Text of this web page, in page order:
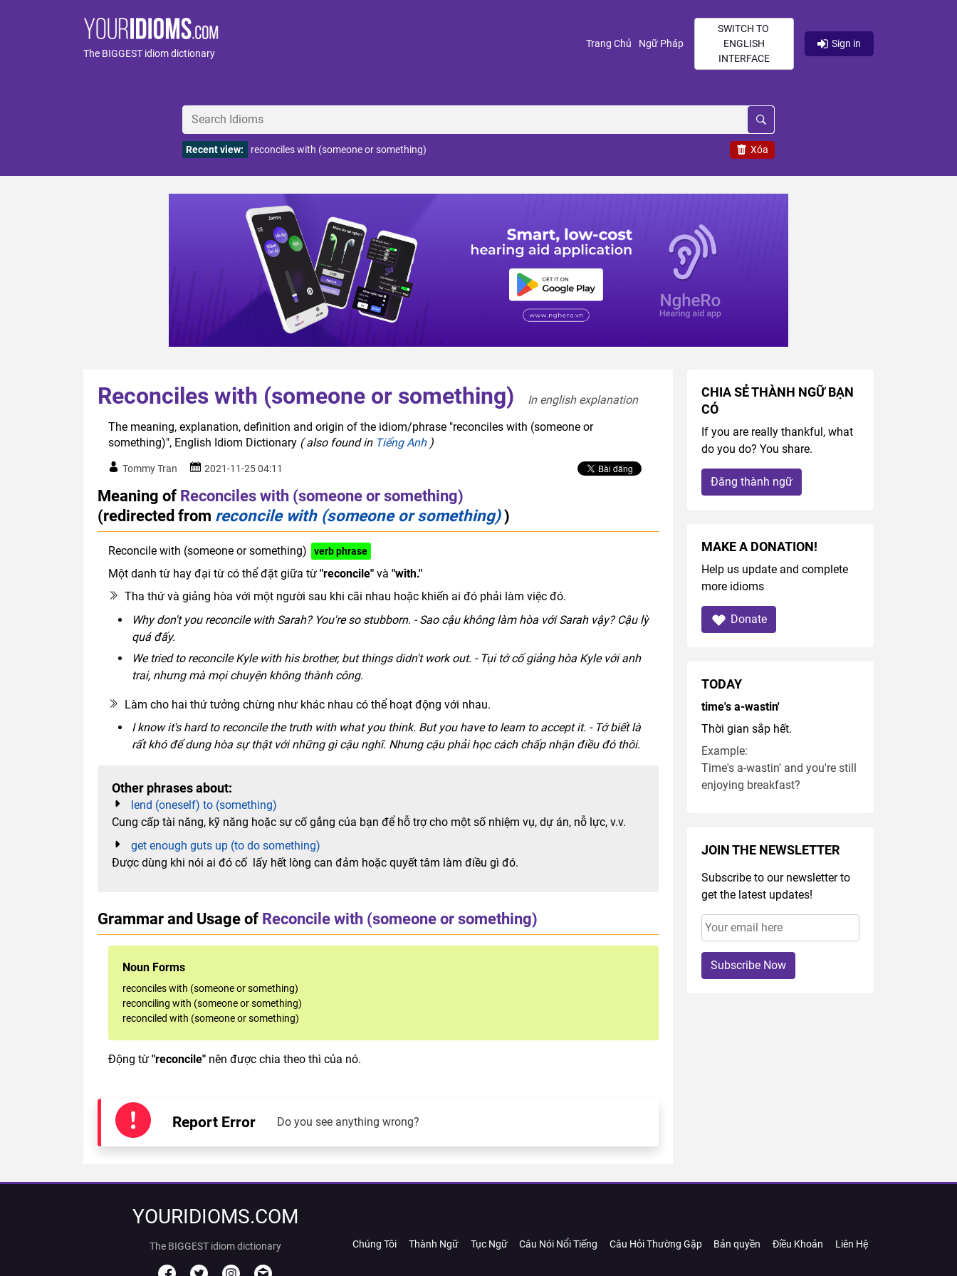
The BIGGEST idiom dictionary
Trang Chủ (current)
Ngữ Pháp(current)
SWITCH TO
ENGLISH
INTERFACE
Sign in
Xóa
Recent view: reconciles with (someone or something)
Reconciles with (someone or something)
In english explanation
The meaning, explanation, definition and origin of the idiom/phrase "reconciles with (someone or
something)", English Idiom Dictionary ( also found in Tiếng Anh)
Tommy Tran 2021-11-25 04:11
Meaning of Reconciles with (someone or something)
(redirected from reconcile with (someone or something))
Reconcile with (someone or something) verb phrase
Một danh từ hay đại từ có thể đặt giữa từ "reconcile" và "with."
Tha thứ và giảng hòa với một người sau khi cãi nhau hoặc khiến ai đó phải làm việc đó.
Why don't you reconcile with Sarah? You're so stubborn. - Sao cậu không làm hòa với Sarah vậy? Cậu lỳ
quá đấy.
We tried to reconcile Kyle with his brother, but things didn't work out. - Tụi tớ cố giảng hòa Kyle với anh
trai, nhưng mà mọi chuyện không thành công.
Làm cho hai thứ tưởng chừng như khác nhau có thể hoạt động với nhau.
I know it's hard to reconcile the truth with what you think. But you have to learn to accept it. - Tớ biết là
rất khó để dung hòa sự thật với những gì cậu nghĩ. Nhưng cậu phải học cách chấp nhận điều đó thôi.
Other phrases about:
lend (oneself) to (something)
Cung cấp tài năng, kỹ năng hoặc sự cố gắng của bạn để hỗ trợ cho một số nhiệm vụ, dự án, nỗ lực, v.v.
get enough guts up (to do something)
Được dùng khi nói ai đó cố lấy hết lòng can đảm hoặc quyết tâm làm điều gì đó.
Grammar and Usage of Reconcile with (someone or something)
Noun Forms
reconciles with (someone or something)
reconciling with (someone or something)
reconciled with (someone or something)
Động từ "reconcile" nên được chia theo thì của nó.
Report Error Do you see anything wrong?
CHIA SẺ THÀNH NGỮ BẠN
CÓ
If you are really thankful, what
do you do? You share.
Đăng thành ngữ
MAKE A DONATION!
Help us update and complete
more idioms
Donate
TODAY
time's a-wastin'
Thời gian sắp hết.
Example:
Time's a-wastin' and you're still
enjoying breakfast?
JOIN THE NEWSLETTER
Subscribe to our newsletter to
get the latest updates!
Subscribe Now
YOURIDIOMS.COM
The BIGGEST idiom dictionary Chúng Tôi Thành Ngữ Tục Ngữ Câu Nói Nổi Tiếng Câu Hỏi Thường Gặp Bản quyền Điều Khoản Liên Hệ